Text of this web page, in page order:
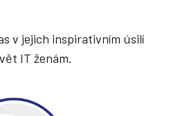
v jejich inspirativním úsilí
IT ženám.